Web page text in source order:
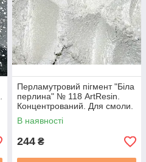
Перламутровий пігмент "Біла
перлина" № 118 ArtResin.
Концентрований. Для смоли.
100 мл
В наявності
244 ₴